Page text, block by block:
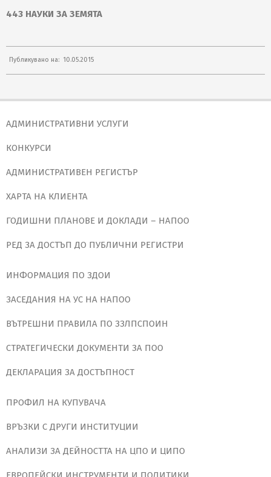
443 НАУКИ ЗА ЗЕМЯТА
Публикувано на: 10.05.2015
АДМИНИСТРАТИВНИ УСЛУГИ
КОНКУРСИ
АДМИНИСТРАТИВЕН РЕГИСТЪР
ХАРТА НА КЛИЕНТА
ГОДИШНИ ПЛАНОВЕ И ДОКЛАДИ – НАПОО
РЕД ЗА ДОСТЪП ДО ПУБЛИЧНИ РЕГИСТРИ
ИНФОРМАЦИЯ ПО ЗДОИ
ЗАСЕДАНИЯ НА УС НА НАПОО
ВЪТРЕШНИ ПРАВИЛА ПО ЗЗЛПСПОИН
СТРАТЕГИЧЕСКИ ДОКУМЕНТИ ЗА ПОО
ДЕКЛАРАЦИЯ ЗА ДОСТЪПНОСТ
ПРОФИЛ НА КУПУВАЧА
ВРЪЗКИ С ДРУГИ ИНСТИТУЦИИ
АНАЛИЗИ ЗА ДЕЙНОСТТА НА ЦПО И ЦИПО